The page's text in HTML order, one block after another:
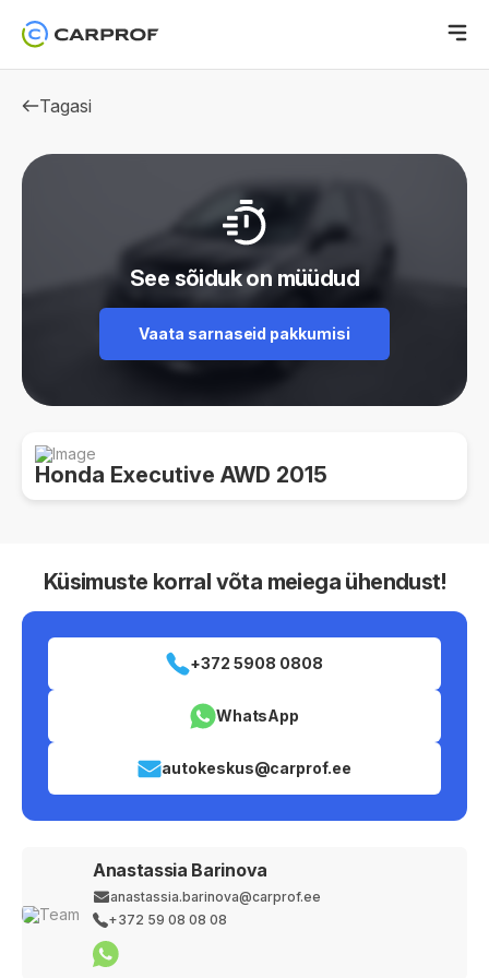
Tagasi
See sõiduk on müüdud
Vaata sarnaseid pakkumisi
Honda Executive AWD 2015
Küsimuste korral võta meiega ühendust!
+372 5908 0808
WhatsApp
autokeskus@carprof.ee
Anastassia Barinova
anastassia.barinova@carprof.ee
+372 59 08 08 08